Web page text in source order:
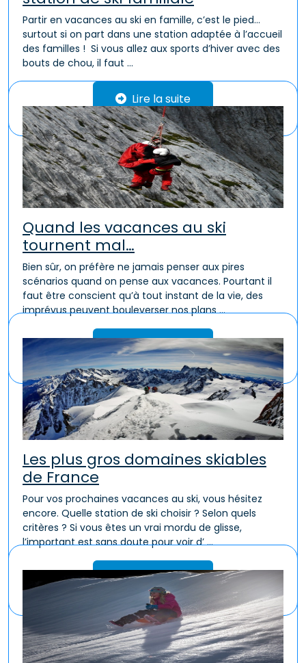
Partir en vacances au ski en famille, c’est le pied…
surtout si on part dans une station adaptée à l’accueil
des familles ! Si vous allez aux sports d’hiver avec des
bouts de chou, il faut ...
Lire la suite
Quand les vacances au ski
tournent mal…
Bien sûr, on préfère ne jamais penser aux pires
scénarios quand on pense aux vacances. Pourtant il
faut être conscient qu’à tout instant de la vie, des
imprévus peuvent bouleverser nos plans ...
Lire la suite
Les plus gros domaines skiables
de France
Pour vos prochaines vacances au ski, vous hésitez
encore. Quelle station de ski choisir ? Selon quels
critères ? Si vous êtes un vrai mordu de glisse,
l’important est sans doute pour voir d’ ...
Lire la suite